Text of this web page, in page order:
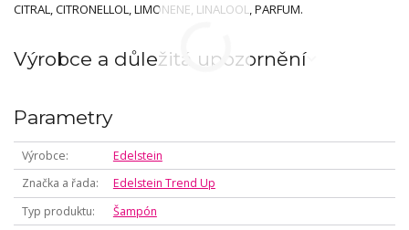
CITRAL, CITRONELLOL, LIMONENE, LINALOOL, PARFUM.
Výrobce a důležitá upozornění
Parametry
Výrobce
Edelstein
Značka a řada
Edelstein Trend Up
Typ produktu
Šampón